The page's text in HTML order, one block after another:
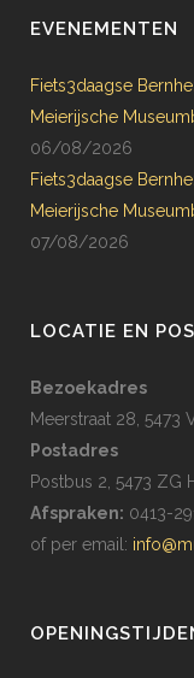
EVENEMENTEN
Fiets3daagse
Meierijsche
06/08/2026
Fiets3daagse
Meierijsche
07/08/2026
LOCATIE EN
Bezoekadres
Meerstraat 28, 5473
Postadres
Postbus 2, 5473 ZG
Afspraken: 0413-
of per email: